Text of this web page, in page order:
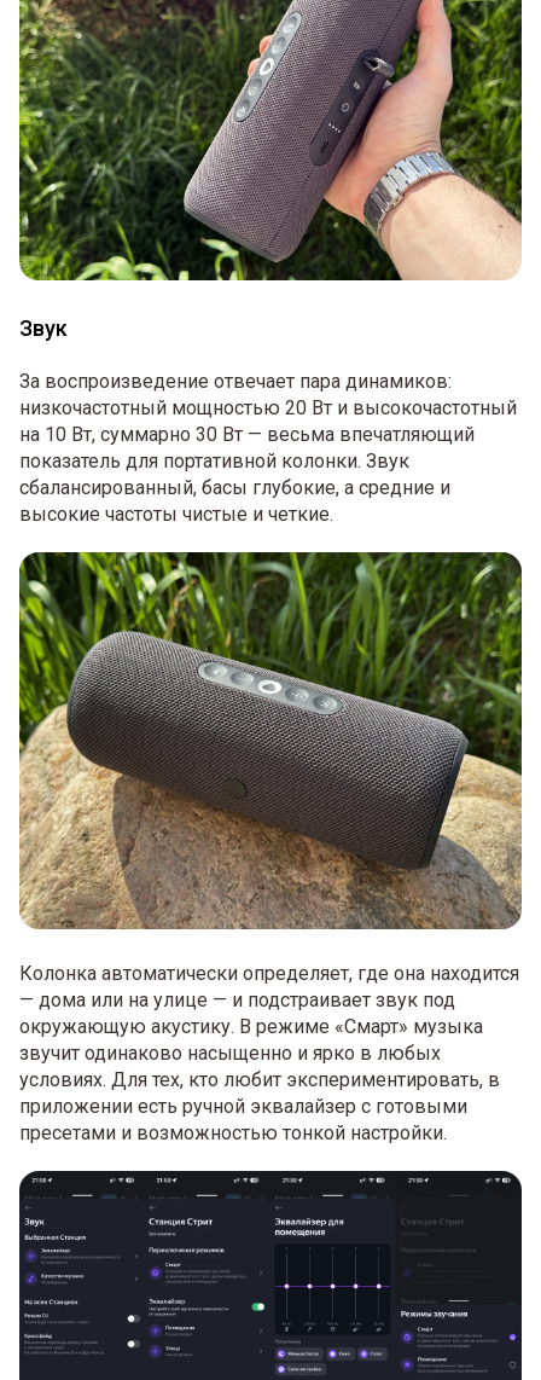
Звук
За воспроизведение отвечает пара динамиков:
низкочастотный мощностью 20 Вт и высокочастотный
на 10 Вт, суммарно 30 Вт — весьма впечатляющий
показатель для портативной колонки. Звук
сбалансированный, басы глубокие, а средние и
высокие частоты чистые и четкие.
Колонка автоматически определяет, где она находится
— дома или на улице — и подстраивает звук под
окружающую акустику. В режиме «Смарт» музыка
звучит одинаково насыщенно и ярко в любых
условиях. Для тех, кто любит экспериментировать, в
приложении есть ручной эквалайзер с готовыми
пресетами и возможностью тонкой настройки.